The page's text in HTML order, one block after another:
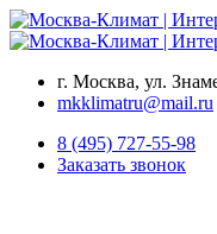
г. Москва, ул.
mkklimatru@mail.ru
8 (495) 727-55-98
Заказать звонок